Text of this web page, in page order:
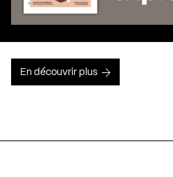
En découvrir plus